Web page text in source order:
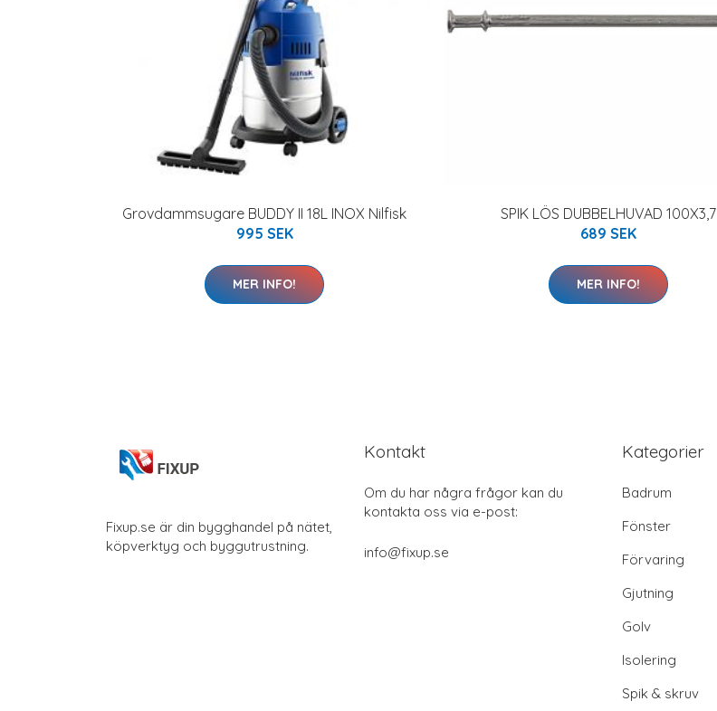
Grovdammsugare BUDDY II 18L INOX Nilfisk
995 SEK
MER INFO!
SPIK LÖS DUBBELHUVAD 100X3,7
689 SEK
MER INFO!
Fixup.se är din bygghandel på nätet,
köpverktyg och byggutrustning.
Kontakt
Om du har några frågor kan du
kontakta oss via e-post:
info@fixup.se
Kategorier
Badrum
Fönster
Förvaring
Gjutning
Golv
Isolering
Spik & skruv